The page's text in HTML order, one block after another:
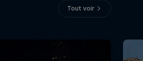
Tout voir